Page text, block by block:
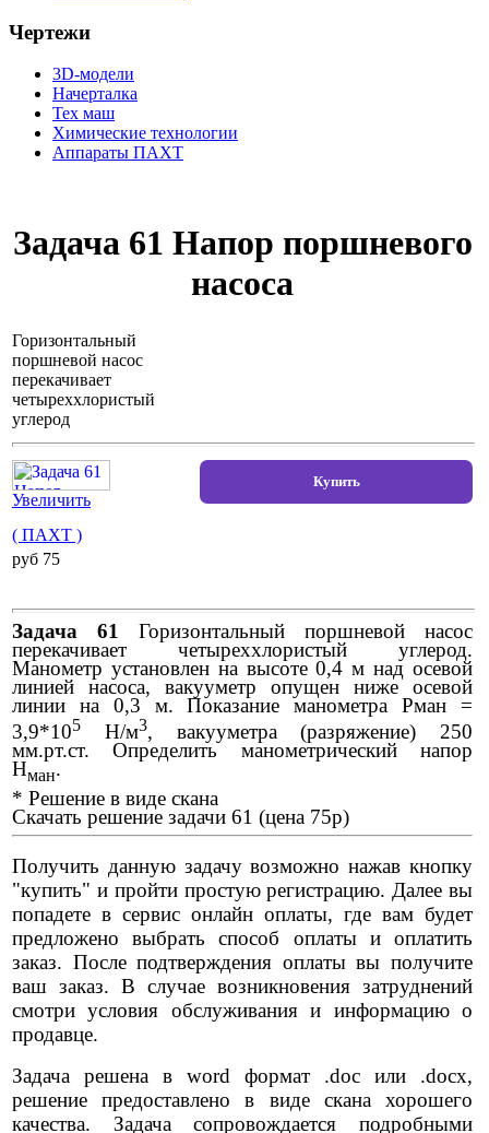
Чертежи
3D-модели
Начерталка
Тех маш
Химические технологии
Аппараты ПАХТ
Задача 61 Напор поршневого
насоса
Горизонтальный
поршневой насос
перекачивает
четыреххлористый
углерод
Увеличить
( ПАХТ )
pуб 75
Задача 61 Горизонтальный поршневой насос
перекачивает четыреххлористый углерод.
Манометр установлен на высоте 0,4 м над осевой
линией насоса, вакууметр опущен ниже осевой
линии на 0,3 м. Показание манометра Рман =
3,9*105 Н/м3, вакууметра (разряжение) 250
мм.рт.ст. Определить манометрический напор
Нман.
* Решение в виде скана
Скачать решение задачи 61 (цена 75р)
Получить данную задачу возможно нажав кнопку
"купить" и пройти простую регистрацию. Далее вы
попадете в сервис онлайн оплаты, где вам будет
предложено выбрать способ оплаты и оплатить
заказ. После подтверждения оплаты вы получите
ваш заказ. В случае возникновения затруднений
смотри условия обслуживания и информацию о
продавце.
Задача решена в word формат .doc или .docx,
решение предоставлено в виде скана хорошего
качества. Задача сопровождается подробными